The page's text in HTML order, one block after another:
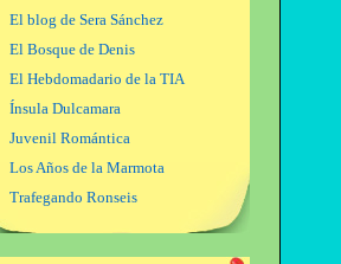
El blog de Sera Sánchez
El Bosque de Denis
El Hebdomadario de la TIA
Ínsula Dulcamara
Juvenil Romántica
Los Años de la Marmota
Trafegando Ronseis